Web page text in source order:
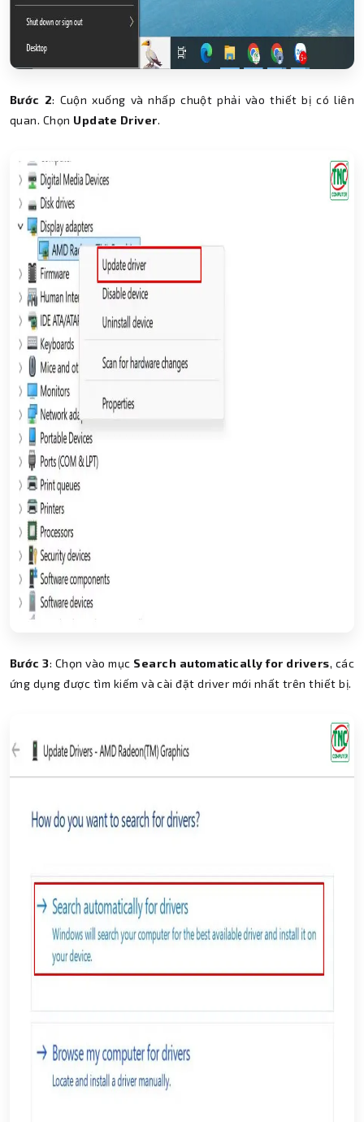
Bước 2: Cuộn xuống và nhấp chuột phải vào thiết bị có liên
quan. Chọn Update Driver.
Bước 3: Chọn vào mục Search automatically for drivers, các
ứng dụng được tìm kiếm và cài đặt driver mới nhất trên thiết bị.